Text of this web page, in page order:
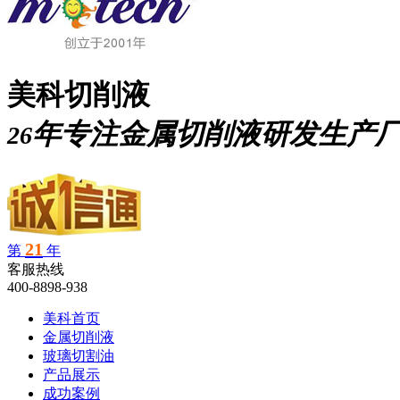
美科切削液
26年专注金属切削液研发生产
第 21 年
客服热线
400-8898-938
美科首页
金属切削液
玻璃切割油
产品展示
成功案例